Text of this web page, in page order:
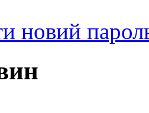
новий